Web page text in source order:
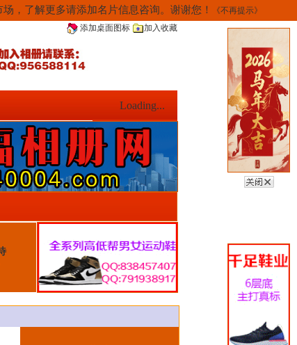
，了解更多请添加名片信息咨询。谢谢您！
《不再提示》
添加桌面图标
加入收藏
Loading...